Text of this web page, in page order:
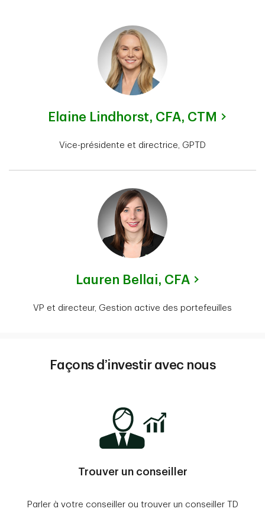
Elaine Lindhorst, CFA, CTM
Vice-présidente et directrice, GPTD
Lauren Bellai, CFA
VP et directeur, Gestion active des portefeuilles
Façons d’investir avec nous
Trouver un conseiller
Parler à votre conseiller ou trouver un conseiller TD